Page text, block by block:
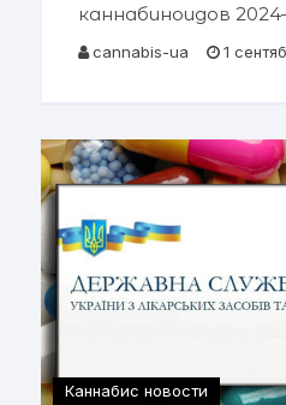
каннабиноидов
нейропротекции при
Прорывы в лечении
селективные
cannabis-ua 1
Каннабис новости